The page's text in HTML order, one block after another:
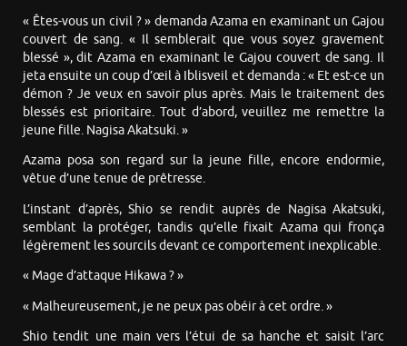
« Êtes-vous un civil ? » demanda Azama en examinant un Gajou
couvert de sang. « Il semblerait que vous soyez gravement
blessé », dit Azama en examinant le Gajou couvert de sang. Il
jeta ensuite un coup d’œil à Iblisveil et demanda : « Et est-ce un
démon ? Je veux en savoir plus après. Mais le traitement des
blessés est prioritaire. Tout d’abord, veuillez me remettre la
jeune fille. Nagisa Akatsuki. »
Azama posa son regard sur la jeune fille, encore endormie,
vêtue d’une tenue de prêtresse.
L’instant d’après, Shio se rendit auprès de Nagisa Akatsuki,
semblant la protéger, tandis qu’elle fixait Azama qui fronça
légèrement les sourcils devant ce comportement inexplicable.
« Mage d’attaque Hikawa ? »
« Malheureusement, je ne peux pas obéir à cet ordre. »
Shio tendit une main vers l’étui de sa hanche et saisit l’arc